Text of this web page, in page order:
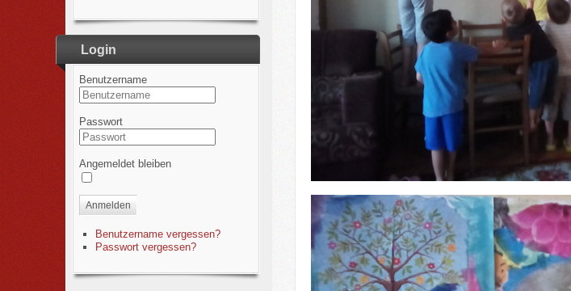
Login
Benutzername
Passwort
Angemeldet bleiben
Anmelden
Benutzername vergessen?
Passwort vergessen?